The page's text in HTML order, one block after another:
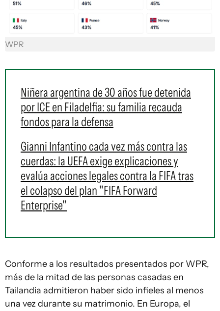
WPR
Niñera argentina de 30 años fue detenida
por ICE en Filadelfia: su familia recauda
fondos para la defensa
Gianni Infantino cada vez más contra las
cuerdas: la UEFA exige explicaciones y
evalúa acciones legales contra la FIFA tras
el colapso del plan "FIFA Forward
Enterprise"
Conforme a los resultados presentados por WPR,
más de la mitad de las personas casadas en
Tailandia admitieron haber sido infieles al menos
una vez durante su matrimonio. En Europa, el